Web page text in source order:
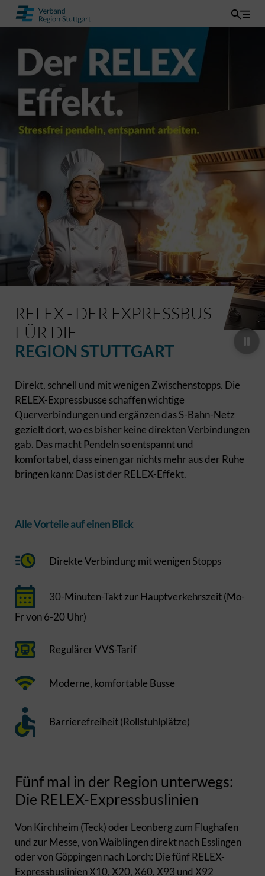
RELEX - DER EXPRESSBUS
FÜR DIE
REGION STUTTGART
Direkt, schnell und mit wenigen Zwischenstopps. Die
RELEX-Expressbusse schaffen wichtige
Querverbindungen und ergänzen das S-Bahn-Netz
gezielt dort, wo es bisher keine direkten Verbindungen
gab. Das macht Pendeln so entspannt und
komfortabel, dass einen gar nichts mehr aus der Ruhe
bringen kann: Das ist der RELEX-Effekt.
Alle Vorteile auf einen Blick
Direkte Verbindung mit wenigen Stopps
30-Minuten-Takt zur Hauptverkehrszeit (Mo-
Fr von 6-20 Uhr)
Regulärer VVS-Tarif
Moderne, komfortable Busse
Barrierefreiheit (Rollstuhlplätze)
Fünf mal in der Region unterwegs:
Die RELEX-Expressbuslinien
Von Kirchheim (Teck) oder Leonberg zum Flughafen
und zur Messe, von Waiblingen direkt nach Esslingen
oder von Göppingen nach Lorch: Die fünf RELEX-
Expressbuslinien X10, X20, X60, X93 und X92